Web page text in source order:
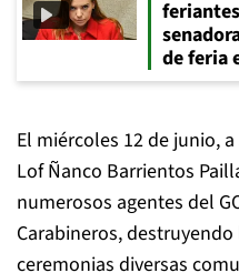
de feria
El miércoles 12 de junio,
Lof Ñanco Barrientos
numerosos agentes del
Carabineros,
ceremonias diversas